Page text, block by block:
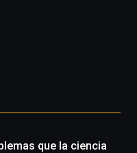
que la ciencia